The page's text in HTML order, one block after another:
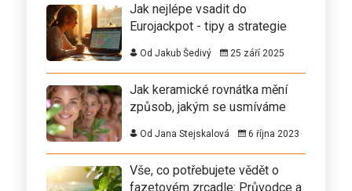
Jak nejlépe vsadit do
Eurojackpot - tipy a strategie
Od Jakub Šedivý 25 září 2025
Jak keramické rovnátka mění
způsob, jakým se usmíváme
Od Jana Stejskalová 6 října 2023
Vše, co potřebujete vědět o
fazetovém zrcadle: Průvodce a